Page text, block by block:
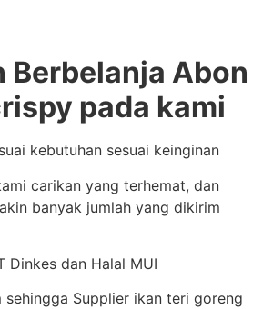
Berbelanja Abon
pada kami
kebutuhan sesuai keinginan
carikan yang terhemat, dan
banyak jumlah yang dikirim
Dinkes dan Halal MUI
sehingga Supplier ikan teri goreng